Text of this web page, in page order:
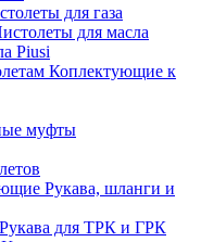
для газа
для масла
Piusi
Коплектующие к
муфты
Рукава, шланги и
Рукава для ТРК и ГРК